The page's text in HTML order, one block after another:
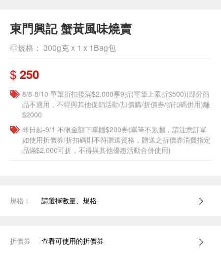
東門興記 蟹黃風味燒賣
◎規格： 300g克 x 1 x 1Bag包
$ 250
8/8-8/10 單筆折扣後滿$2,000享9折(單筆上限折$500)(部分商
品不適用，不得與其他促銷活動/加價購/折價券/折扣碼併用)離
$2000
即日起-9/1 不限金額下單贈$200券(單筆不累贈，請注意訂單
如使用折價券/折扣碼則不符贈送資格，贈送之折價券消費指定
品滿$2,000可折，不得與其他優惠活動合併使用)
規格： 請選擇數量、規格
折價券 查看可使用的折價券